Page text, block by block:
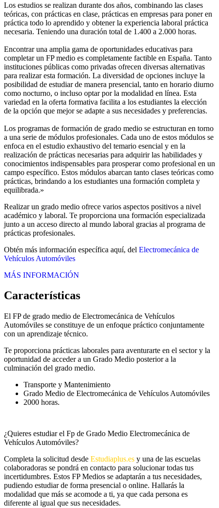
Los estudios se realizan durante dos años, combinando las clases
teóricas, con prácticas en clase, prácticas en empresas para poner en
práctica todo lo aprendido y obtener la experiencia laboral práctica
necesaria. Teniendo una duración total de 1.400 a 2.000 horas.
Encontrar una amplia gama de oportunidades educativas para
completar un FP medio es completamente factible en España. Tanto
instituciones públicas como privadas ofrecen diversas alternativas
para realizar esta formación. La diversidad de opciones incluye la
posibilidad de estudiar de manera presencial, tanto en horario diurno
como nocturno, o incluso optar por la modalidad en línea. Esta
variedad en la oferta formativa facilita a los estudiantes la elección
de la opción que mejor se adapte a sus necesidades y preferencias.
Los programas de formación de grado medio se estructuran en torno
a una serie de módulos profesionales. Cada uno de estos módulos se
enfoca en el estudio exhaustivo del temario esencial y en la
realización de prácticas necesarias para adquirir las habilidades y
conocimientos indispensables para prosperar como profesional en un
campo específico. Estos módulos abarcan tanto clases teóricas como
prácticas, brindando a los estudiantes una formación completa y
equilibrada.»
Realizar un grado medio ofrece varios aspectos positivos a nivel
académico y laboral. Te proporciona una formación especializada
junto a un acceso directo al mundo laboral gracias al programa de
prácticas profesionales.
Obtén más información específica aquí, del Electromecánica de
Vehículos Automóviles
MÁS INFORMACIÓN
Características
El FP de grado medio de Electromecánica de Vehículos
Automóviles se constituye de un enfoque práctico conjuntamente
con un aprendizaje técnico.
Te proporciona prácticas laborales para aventurarte en el sector y la
oportunidad de acceder a un Grado Medio posterior a la
culminación del grado medio.
Transporte y Mantenimiento
Grado Medio de Electromecánica de Vehículos Automóviles
2000 horas.
¿Quieres estudiar el Fp de Grado Medio Electromecánica de
Vehículos Automóviles?
Completa la solicitud desde Estudiaplus.es y una de las escuelas
colaboradoras se pondrá en contacto para solucionar todas tus
incertidumbres. Estos FP Medios se adaptarán a tus necesidades,
pudiendo estudiar de forma presencial o online. Hallarás la
modalidad que más se acomode a ti, ya que cada persona es
diferente al igual que sus necesidades.